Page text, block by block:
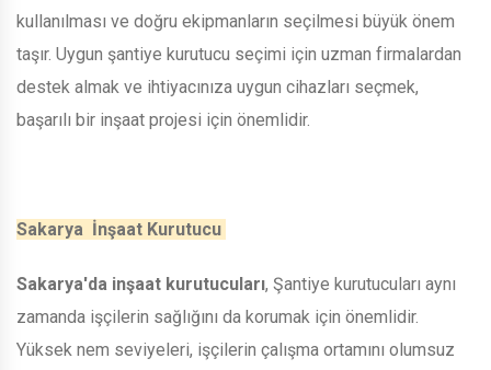
kullanılması ve doğru ekipmanların seçilmesi büyük önem
taşır. Uygun şantiye kurutucu seçimi için uzman firmalardan
destek almak ve ihtiyacınıza uygun cihazları seçmek,
başarılı bir inşaat projesi için önemlidir.
Sakarya İnşaat Kurutucu
Sakarya'da inşaat kurutucuları, Şantiye kurutucuları aynı
zamanda işçilerin sağlığını da korumak için önemlidir.
Yüksek nem seviyeleri, işçilerin çalışma ortamını olumsuz